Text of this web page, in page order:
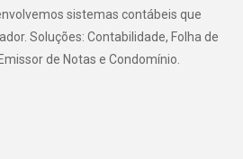
sistemas contábeis que
Soluções: Contabilidade, Folha de
de Notas e Condomínio.